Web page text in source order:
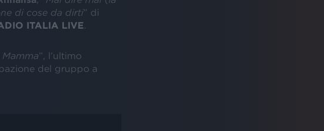
di cose da dirti” di
ITALIA LIVE
Mamma”, l’ultimo
del gruppo a